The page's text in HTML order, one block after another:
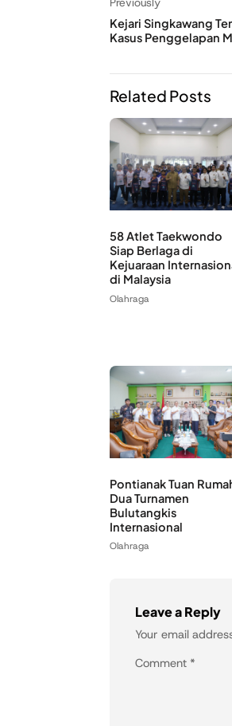
Kejari Singkawang
Kasus Penggelapan
Related Posts
58 Atlet Taekwondo
Siap Berlaga di
Kejuaraan
di Malaysia
Olahraga
Pontianak Tuan
Dua Turnamen
Bulutangkis
Internasional
Olahraga
Leave a Reply
Your email
Comment *